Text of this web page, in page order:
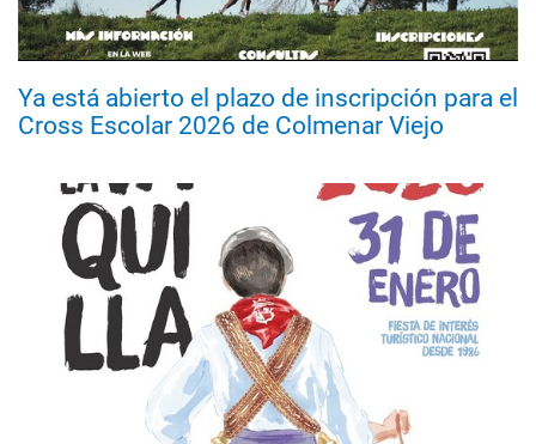
Ya está abierto el plazo de inscripción para el
Cross Escolar 2026 de Colmenar Viejo